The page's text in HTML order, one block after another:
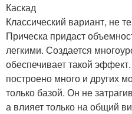
Каскад
Классический вариант, не
Прическа придаст
легкими. Создается
обеспечивает такой
построено много и других
только базой. Он не
а влияет только на общий